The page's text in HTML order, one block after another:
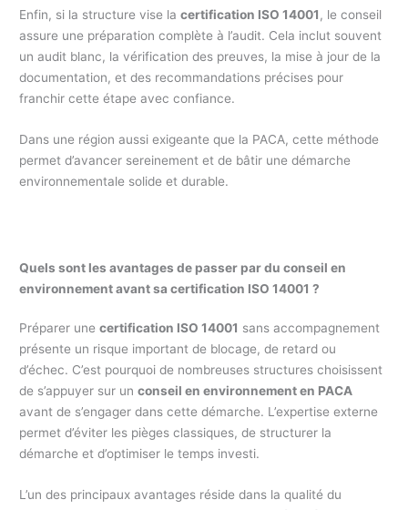
Enfin, si la structure vise lacertification ISO 14001 , le conseil
assure une préparation complète à l’audit. Cela inclut souvent
un audit blanc, la vérification des preuves, la mise à jour de la
documentation, et des recommandations précises pour
franchir cette étape avec confiance.
Dans une région aussi exigeante que la PACA, cette méthode
permet d’avancer sereinement et de bâtir une démarche
environnementale solide et durable.
Quels sont les avantages de passer par du conseil en
environnement avant sa certification ISO 14001 ?
Préparer unecertification ISO 14001 sans accompagnement
présente un risque important de blocage, de retard ou
d’échec. C’est pourquoi de nombreuses structures choisissent
de s’appuyer sur unconseil en environnement en PACA
avant de s’engager dans cette démarche. L’expertise externe
permet d’éviter les pièges classiques, de structurer la
démarche et d’optimiser le temps investi.
L’un des principaux avantages réside dans la qualité du